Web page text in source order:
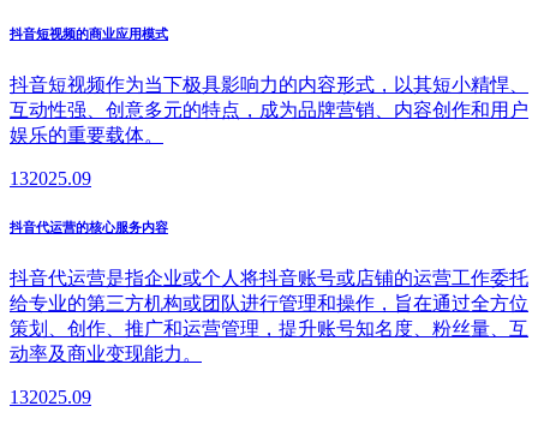
抖音短视频的商业应用模式
抖音短视频作为当下极具影响力的内容形式，以其短小精悍、
互动性强、创意多元的特点，成为品牌营销、内容创作和用户
娱乐的重要载体。
132025.09
抖音代运营的核心服务内容
抖音代运营是指企业或个人将抖音账号或店铺的运营工作委托
给专业的第三方机构或团队进行管理和操作，旨在通过全方位
策划、创作、推广和运营管理，提升账号知名度、粉丝量、互
动率及商业变现能力。
132025.09